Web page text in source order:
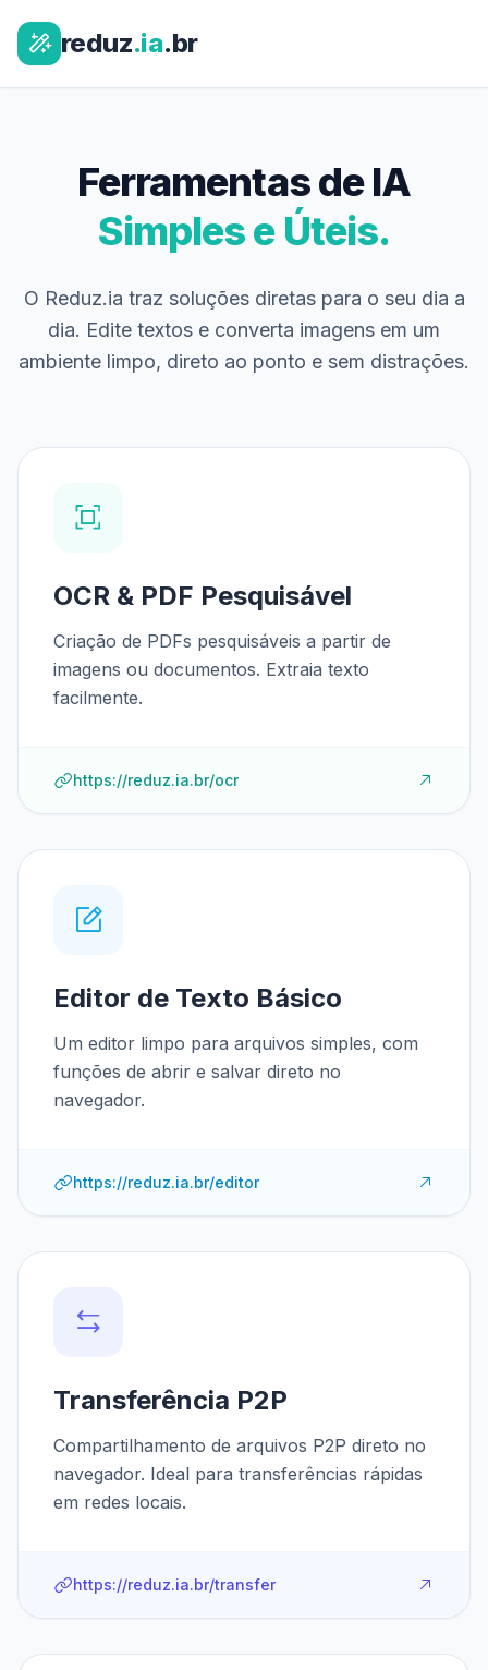
reduz.ia.br
Ferramentas de IA
Simples e Úteis.
O Reduz.ia traz soluções diretas para o seu dia a
dia. Edite textos e converta imagens em um
ambiente limpo, direto ao ponto e sem distrações.
OCR & PDF Pesquisável
Criação de PDFs pesquisáveis a partir de
imagens ou documentos. Extraia texto
facilmente.
https://reduz.ia.br/ocr
Editor de Texto Básico
Um editor limpo para arquivos simples, com
funções de abrir e salvar direto no
navegador.
https://reduz.ia.br/editor
Transferência P2P
Compartilhamento de arquivos P2P direto no
navegador. Ideal para transferências rápidas
em redes locais.
https://reduz.ia.br/transfer